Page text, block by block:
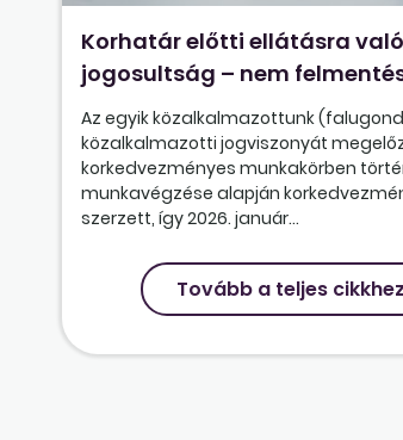
Korhatár előtti ellátásra való
jogosultság – nem
Az egyik közalkalmazottunk
közalkalmazotti jogviszonyát
korkedvezményes munkakörben
munkavégzése alapján
szerzett, így 2026. január...
Tovább a teljes cikkhez